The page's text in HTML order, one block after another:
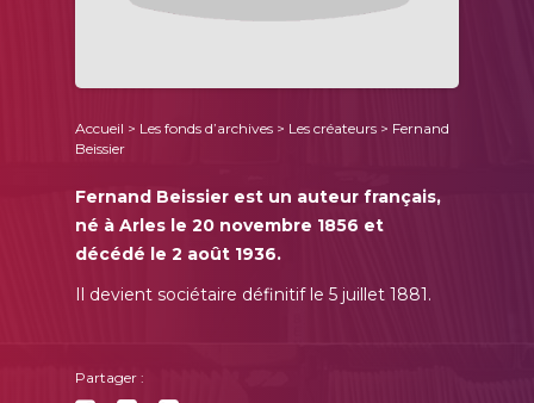
Accueil > Les fonds d’archives > Les créateurs > Fernand
Beissier
Fernand Beissier est un auteur français,
né à Arles le 20 novembre 1856 et
décédé le 2 août 1936.
Il devient sociétaire définitif le 5 juillet 1881.
Partager :